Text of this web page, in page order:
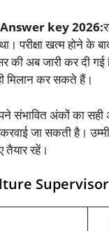
key 2026:
परीक्षा खत्म होने के
अब जारी कर दी गई
मिलान कर सकते हैं।
अंकों का सही
करवाई जा सकती है।
रहें।